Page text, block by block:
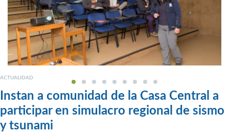
ACTUALIDAD
Instan a comunidad de la Casa Central a
participar en simulacro regional de sismo
y tsunami